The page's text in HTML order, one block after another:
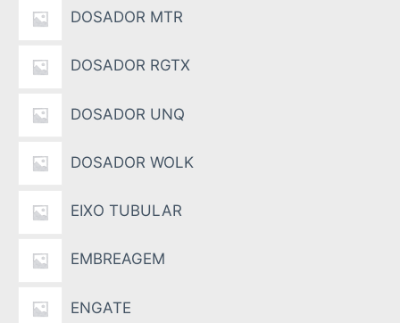
DOSADOR MTR
DOSADOR RGTX
DOSADOR UNQ
DOSADOR WOLK
EIXO TUBULAR
EMBREAGEM
ENGATE